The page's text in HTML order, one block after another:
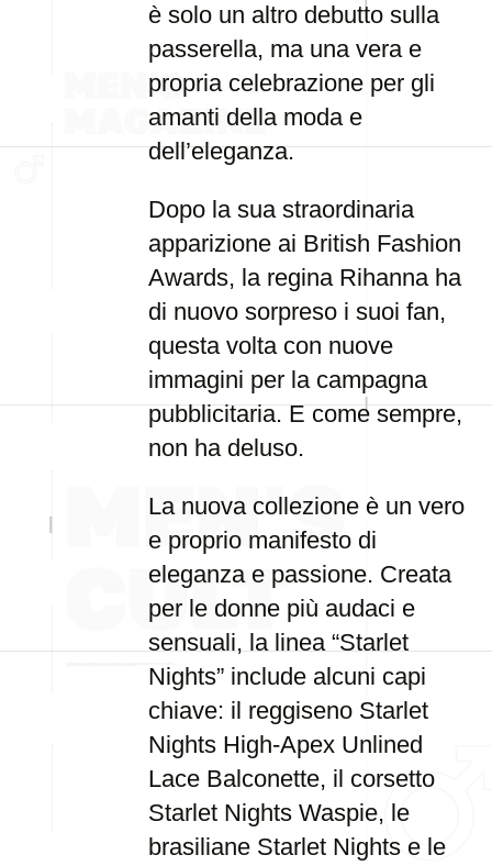
è solo un altro debutto sulla
passerella, ma una vera e
propria celebrazione per gli
amanti della moda e
dell’eleganza.
Dopo la sua straordinaria
apparizione ai British Fashion
Awards, la regina Rihanna ha
di nuovo sorpreso i suoi fan,
questa volta con nuove
immagini per la campagna
pubblicitaria. E come sempre,
non ha deluso.
La nuova collezione è un vero
e proprio manifesto di
eleganza e passione. Creata
per le donne più audaci e
sensuali, la linea “Starlet
Nights” include alcuni capi
chiave: il reggiseno Starlet
Nights High-Apex Unlined
Lace Balconette, il corsetto
Starlet Nights Waspie, le
brasiliane Starlet Nights e le